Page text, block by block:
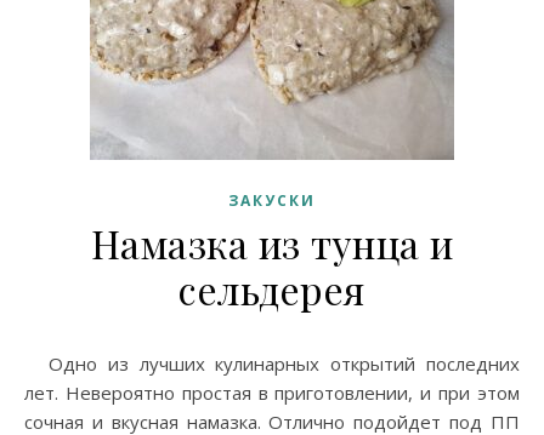
ЗАКУСКИ
Намазка из тунца и
сельдерея
Одно из лучших кулинарных открытий последних
лет. Невероятно простая в приготовлении, и при этом
сочная и вкусная намазка. Отлично подойдет под ПП